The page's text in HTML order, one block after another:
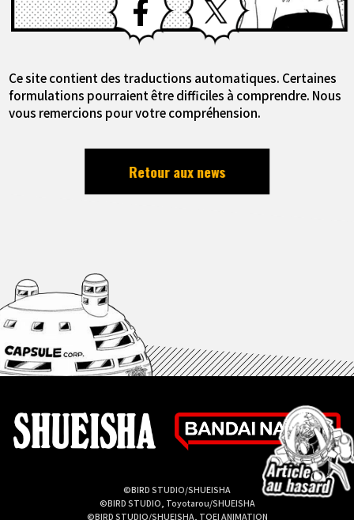
Ce site contient des traductions automatiques. Certaines
formulations pourraient être difficiles à comprendre. Nous
vous remercions pour votre compréhension.
Retour aux news
©BIRD STUDIO/SHUEISHA
©BIRD STUDIO, Toyotarou/SHUEISHA
©BIRD STUDIO/SHUEISHA, TOEI ANIMATION